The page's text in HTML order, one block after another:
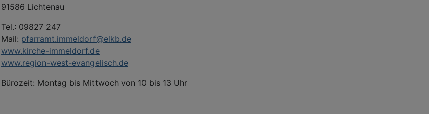
91586 Lichtenau
Tel.: 09827 247
Mail: pfarramt.immeldorf@elkb.de
www.kirche-immeldorf.de
www.region-west-evangelisch.de
Bürozeit: Montag bis Mittwoch von 10 bis 13 Uhr